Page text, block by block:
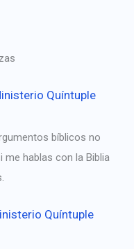
Quíntuple
bíblicos no
hablas con la Biblia
Quíntuple